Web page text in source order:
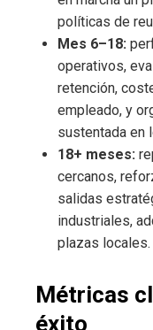
políticas de
Mes 6–18:
operativos,
retención,
empleado, y
sustentada en
18+ meses:
cercanos,
salidas
industriales,
plazas locales.
Métricas
éxito